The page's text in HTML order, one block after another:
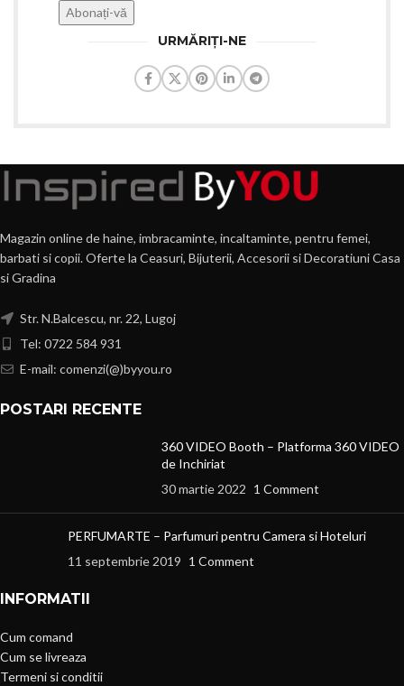
URMĂRIȚI-NE
Magazin online de haine, imbracaminte, incaltaminte, pentru femei,
barbati si copii. Oferte la Ceasuri, Bijuterii, Accesorii si Decoratiuni Casa
si Gradina
Str. N.Balcescu, nr. 22, Lugoj
Tel: 0722 584 931
E-mail: comenzi(@)byyou.ro
POSTARI RECENTE
360 VIDEO Booth – Platforma 360 VIDEO
de Inchiriat
30 martie 2022 1 Comment
PERFUMARTE – Parfumuri pentru Camera si Hoteluri
11 septembrie 2019 1 Comment
INFORMATII
Cum comand
Cum se livreaza
Termeni si conditii